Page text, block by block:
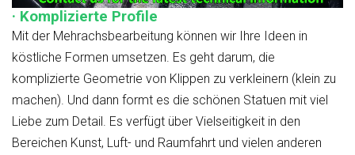
· Komplizierte Profile
Mit der Mehrachsbearbeitung können wir Ihre Ideen in
köstliche Formen umsetzen. Es geht darum, die
komplizierte Geometrie von Klippen zu verkleinern (klein zu
machen). Und dann formt es die schönen Statuen mit viel
Liebe zum Detail. Es verfügt über Vielseitigkeit in den
Bereichen Kunst, Luft- und Raumfahrt und vielen anderen